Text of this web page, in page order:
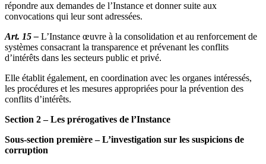
répondre aux demandes de l’Instance et donner suite aux
convocations qui leur sont adressées.
Art. 15 – L’Instance œuvre à la consolidation et au renforcement de
systèmes consacrant la transparence et prévenant les conflits
d’intérêts dans les secteurs public et privé.
Elle établit également, en coordination avec les organes intéressés,
les procédures et les mesures appropriées pour la prévention des
conflits d’intérêts.
Section 2 – Les prérogatives de l’Instance
Sous-section première – L’investigation sur les suspicions de
corruption